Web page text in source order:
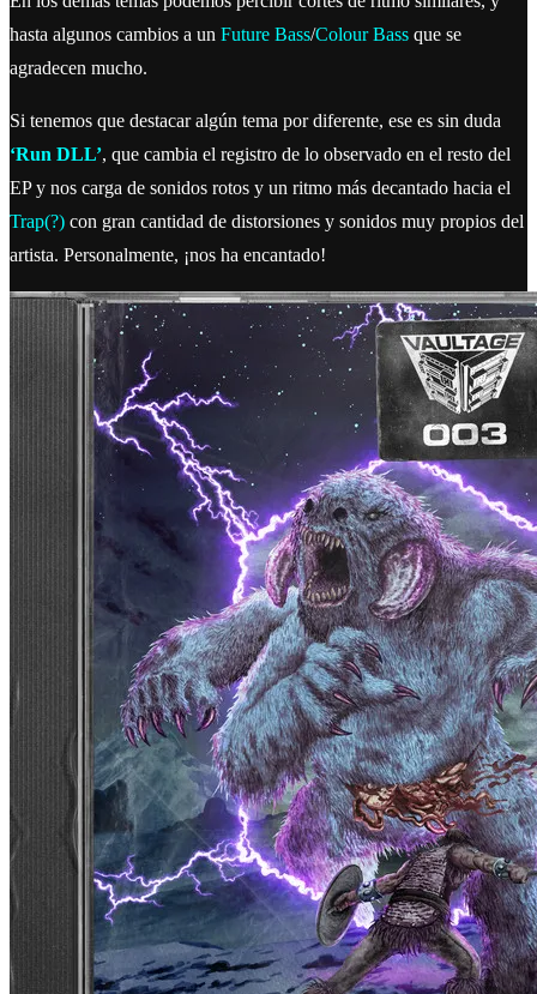
hasta algunos cambios a un Future Bass/Colour Bass que se
agradecen mucho.
Si tenemos que destacar algún tema por diferente, ese es sin duda
‘Run DLL’, que cambia el registro de lo observado en el resto del
EP y nos carga de sonidos rotos y un ritmo más decantado hacia el
Trap(?) con gran cantidad de distorsiones y sonidos muy propios del
artista. Personalmente, ¡nos ha encantado!